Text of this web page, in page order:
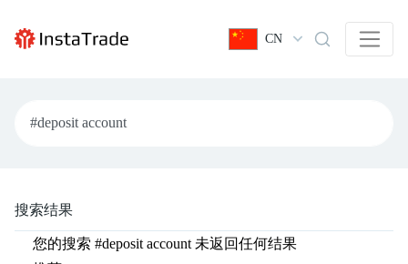
CN
搜索结果
您的搜索 #deposit account 未返回任何结果